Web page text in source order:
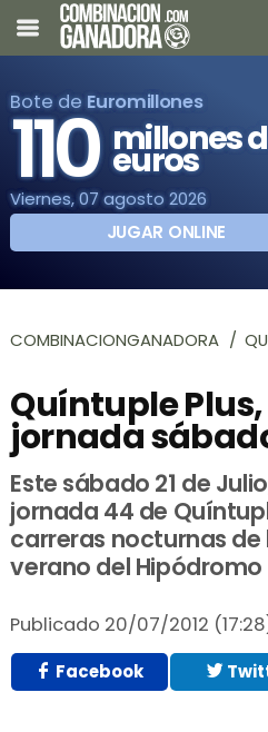
Bote de Euromillones
110 millones
euros
Viernes, 07 agosto 2026
JUGAR ONLINE
COMBINACIONGANADORA
Quíntuple
jornada
Este sábado 21 de
jornada 44 de
carreras nocturnas
verano del Hipódromo
Publicado 20/07/2012
Facebook